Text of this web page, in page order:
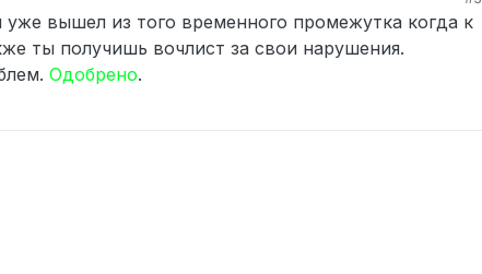
вышел из того временного промежутка когда к
ты получишь вочлист за свои нарушения.
Одобрено.